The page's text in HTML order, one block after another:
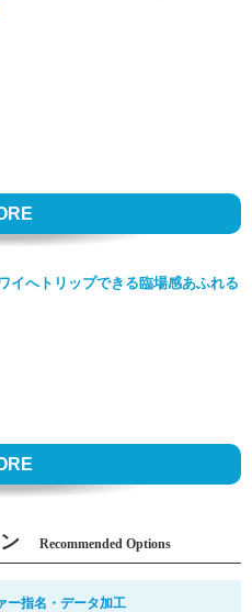
イへトリップできる臨場感あふれる
ン Recommended Options
ー指名・データ加工